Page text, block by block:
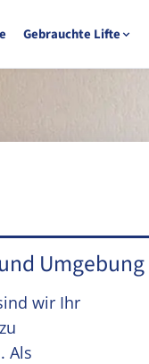
Gebrauchte Lifte
und Umgebung
wir Ihr
. Als